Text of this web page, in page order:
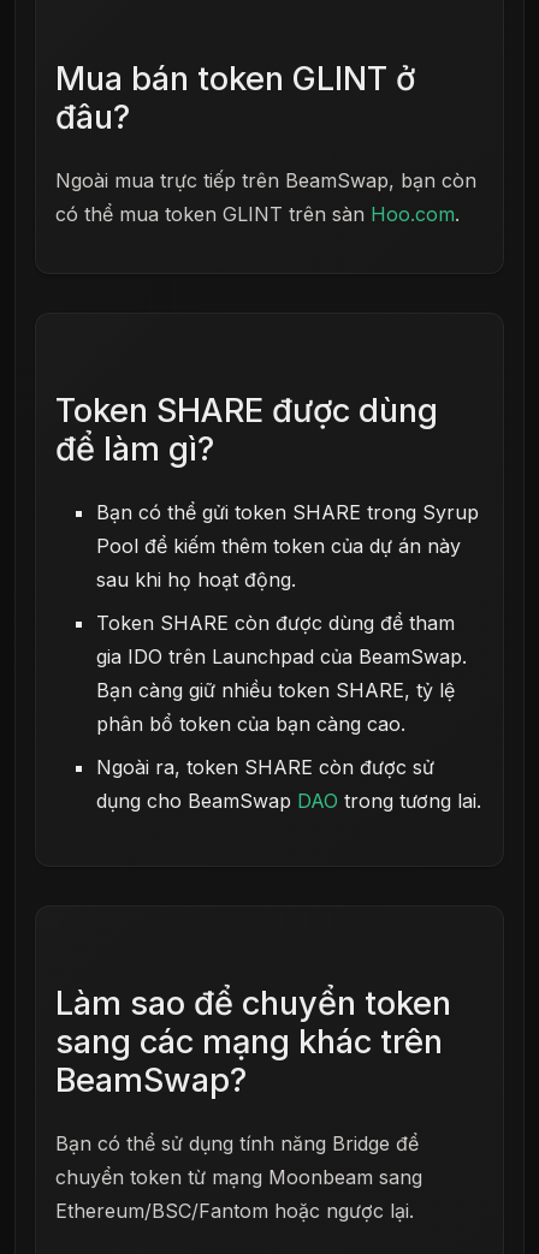
Mua bán token GLINT ở
đâu?
Ngoài mua trực tiếp trên BeamSwap, bạn còn
có thể mua token GLINT trên sàn Hoo.com.
Token SHARE được dùng
để làm gì?
Bạn có thể gửi token SHARE trong Syrup
Pool để kiếm thêm token của dự án này
sau khi họ hoạt động.
Token SHARE còn được dùng để tham
gia IDO trên Launchpad của BeamSwap.
Bạn càng giữ nhiều token SHARE, tỷ lệ
phân bổ token của bạn càng cao.
Ngoài ra, token SHARE còn được sử
dụng cho BeamSwap DAO trong tương lai.
Làm sao để chuyển token
sang các mạng khác trên
BeamSwap?
Bạn có thể sử dụng tính năng Bridge để
chuyển token từ mạng Moonbeam sang
Ethereum/BSC/Fantom hoặc ngược lại.